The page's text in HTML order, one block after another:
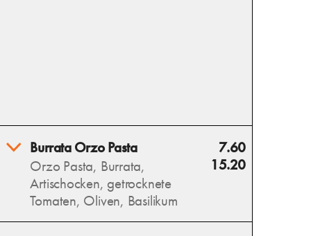
Burrata Orzo Pasta
Orzo Pasta, Burrata,
Artischocken, getrocknete
Tomaten, Oliven, Basilikum
7.60
15.20